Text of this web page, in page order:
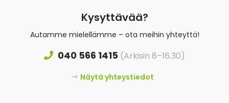
Kysyttävää?
Autamme mielellämme – ota meihin yhteyttä!
040 566 1415 (Arkisin 8–16.30)
Näytä yhteystiedot